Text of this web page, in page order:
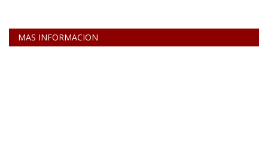
MAS INFORMACION